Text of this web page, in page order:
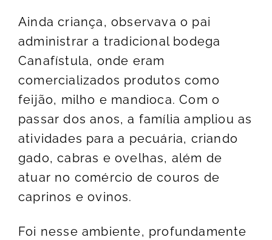
Ainda criança, observava o pai
administrar a tradicional bodega
Canafístula, onde eram
comercializados produtos como
feijão, milho e mandioca. Com o
passar dos anos, a família ampliou as
atividades para a pecuária, criando
gado, cabras e ovelhas, além de
atuar no comércio de couros de
caprinos e ovinos.
Foi nesse ambiente, profundamente